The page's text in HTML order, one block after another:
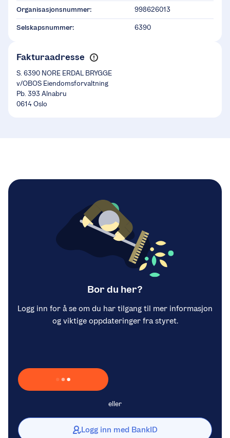
Organisasjonsnummer: 998626013
Selskapsnummer: 6390
Fakturaadresse
S. 6390 NORE ERDAL BRYGGE
v/OBOS Eiendomsforvaltning
Pb. 393 Alnabru
0614 Oslo
Bor du her?
Logg inn for å se om du har tilgang til mer informasjon
og viktige oppdateringer fra styret.
Laster inn Vipps …
eller
Logg inn med BankID